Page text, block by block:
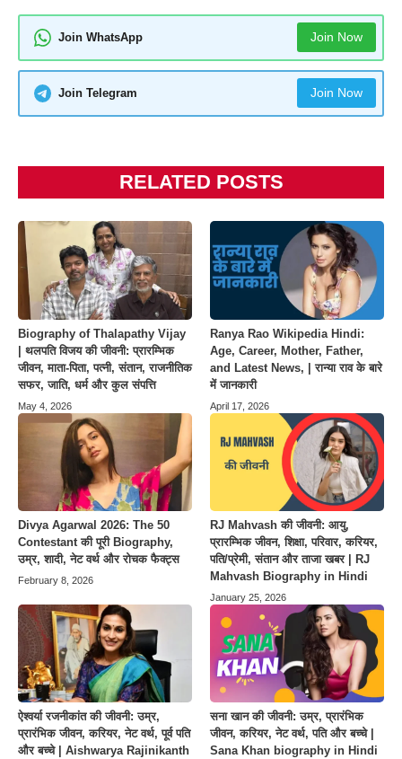
Join WhatsApp Join Now
Join Telegram Join Now
RELATED POSTS
Biography of Thalapathy Vijay
| थलपति विजय की जीवनी: प्रारम्भिक
जीवन, माता-पिता, पत्नी, संतान, राजनीतिक
सफर, जाति, धर्म और कुल संपत्ति
May 4, 2026
Ranya Rao Wikipedia Hindi:
Age, Career, Mother, Father,
and Latest News, | रान्या राव के बारे
में जानकारी
April 17, 2026
Divya Agarwal 2026: The 50
Contestant की पूरी Biography,
उम्र, शादी, नेट वर्थ और रोचक फैक्ट्स
February 8, 2026
RJ Mahvash की जीवनी: आयु,
प्रारम्भिक जीवन, शिक्षा, परिवार, करियर,
पति/प्रेमी, संतान और ताजा खबर | RJ
Mahvash Biography in Hindi
January 25, 2026
ऐश्वर्या रजनीकांत की जीवनी: उम्र,
प्रारंभिक जीवन, करियर, नेट वर्थ, पूर्व पति
और बच्चे | Aishwarya Rajinikanth
सना खान की जीवनी: उम्र, प्रारंभिक
जीवन, करियर, नेट वर्थ, पति और बच्चे |
Sana Khan biography in Hindi